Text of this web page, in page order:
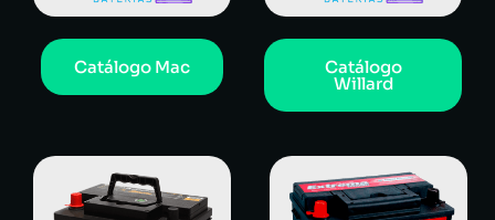
Catálogo Mac Catálogo
Willard